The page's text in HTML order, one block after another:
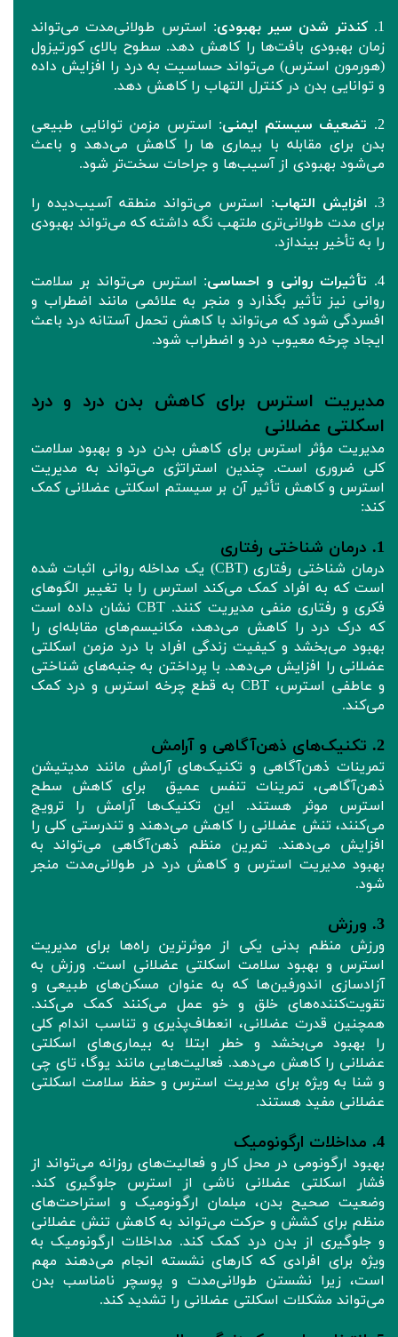
1. کندتر شدن سیر بهبودی: استرس طولانی‌مدت می‌تواند
زمان بهبودی بافت‌ها را کاهش دهد. سطوح بالای کورتیزول
(هورمون استرس) می‌تواند حساسیت به درد را افزایش داده
و توانایی بدن در کنترل التهاب را کاهش دهد.
2. تضعیف سیستم ایمنی: استرس مزمن توانایی طبیعی
بدن برای مقابله با بیماری ها را کاهش می‌دهد و باعث
می‌شود بهبودی از آسیب‌ها و جراحات سخت‌تر شود.
3. افزایش التهاب: استرس می‌تواند منطقه آسیب‌دیده را
برای مدت طولانی‌تری ملتهب نگه داشته که می‌تواند بهبودی
را به تأخیر بیندازد.
4. تأثیرات روانی و احساسی: استرس می‌تواند بر سلامت
روانی نیز تأثیر بگذارد و منجر به علائمی مانند اضطراب و
افسردگی شود که می‌تواند با کاهش تحمل آستانه درد باعث
ایجاد چرخه معیوب درد و اضطراب شود.
مدیریت استرس برای کاهش بدن درد و درد
اسکلتی عضلانی
مدیریت مؤثر استرس برای کاهش بدن درد و بهبود سلامت
کلی ضروری است. چندین استراتژی می‌تواند به مدیریت
استرس و کاهش تأثیر آن بر سیستم اسکلتی عضلانی کمک
کند:
1. درمان شناختی رفتاری
درمان شناختی رفتاری (CBT) یک مداخله روانی اثبات شده
است که به افراد کمک می‌کند استرس را با تغییر الگوهای
فکری و رفتاری منفی مدیریت کنند. CBT نشان داده است
که درک درد را کاهش می‌دهد، مکانیسم‌های مقابله‌ای را
بهبود می‌بخشد و کیفیت زندگی افراد با درد مزمن اسکلتی
عضلانی را افزایش می‌دهد. با پرداختن به جنبه‌های شناختی
و عاطفی استرس، CBT به قطع چرخه استرس و درد کمک
می‌کند.
2. تکنیک‌های ذهن‌آگاهی و آرامش
تمرینات ذهن‌آگاهی و تکنیک‌های آرامش مانند مدیتیشن
ذهن‌آگاهی، تمرینات تنفس عمیق برای کاهش سطح
استرس موثر هستند. این تکنیک‌ها آرامش را ترویج
می‌کنند، تنش عضلانی را کاهش می‌دهند و تندرستی کلی را
افزایش می‌دهند. تمرین منظم ذهن‌آگاهی می‌تواند به
بهبود مدیریت استرس و کاهش درد در طولانی‌مدت منجر
شود.
3. ورزش
ورزش منظم بدنی یکی از موثرترین راه‌ها برای مدیریت
استرس و بهبود سلامت اسکلتی عضلانی است. ورزش به
آزادسازی اندورفین‌ها که به عنوان مسکن‌های طبیعی و
تقویت‌کننده‌های خلق و خو عمل می‌کنند کمک می‌کند.
همچنین قدرت عضلانی، انعطاف‌پذیری و تناسب اندام کلی
را بهبود می‌بخشد و خطر ابتلا به بیماری‌های اسکلتی
عضلانی را کاهش می‌دهد. فعالیت‌هایی مانند یوگا، تای چی
و شنا به ویژه برای مدیریت استرس و حفظ سلامت اسکلتی
عضلانی مفید هستند.
4. مداخلات ارگونومیک
بهبود ارگونومی در محل کار و فعالیت‌های روزانه می‌تواند از
فشار اسکلتی عضلانی ناشی از استرس جلوگیری کند.
وضعیت صحیح بدن، مبلمان ارگونومیک و استراحت‌های
منظم برای کشش و حرکت می‌تواند به کاهش تنش عضلانی
و جلوگیری از بدن درد کمک کند. مداخلات ارگونومیک به
ویژه برای افرادی که کارهای نشسته انجام می‌دهند مهم
است، زیرا نشستن طولانی‌مدت و پوسچر نامناسب بدن
می‌تواند مشکلات اسکلتی عضلانی را تشدید کند.